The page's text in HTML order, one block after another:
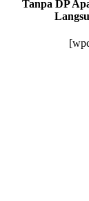
Tanpa DP